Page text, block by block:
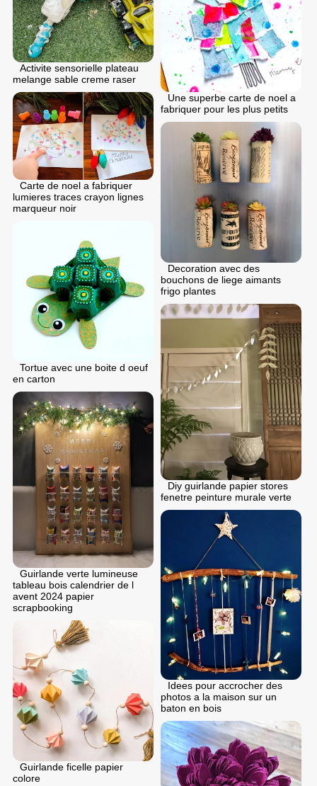
Une superbe carte de noel a
fabriquer pour les plus petits
Activite sensorielle plateau
melange sable creme raser
Carte de noel a fabriquer
lumieres traces crayon lignes
marqueur noir
Decoration avec des
bouchons de liege aimants
frigo plantes
Tortue avec une boite d oeuf
en carton
Diy guirlande papier stores
fenetre peinture murale verte
Guirlande verte lumineuse
tableau bois calendrier de l
avent 2024 papier
scrapbooking
Idees pour accrocher des
photos a la maison sur un
baton en bois
Guirlande ficelle papier
colore